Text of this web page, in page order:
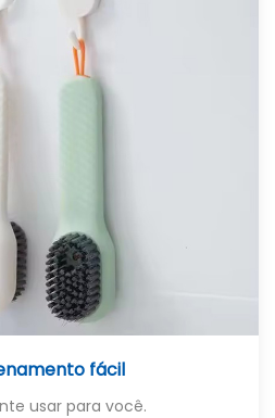
fácil
usar para você.